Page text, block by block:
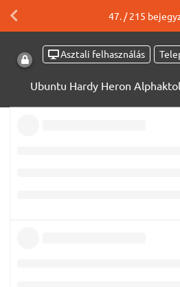
Asztali felhasználás
Ubuntu Hardy Heron
47. /215